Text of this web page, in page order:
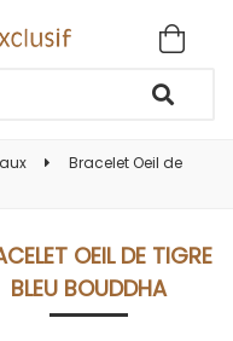
Bracelet Oeil de
OEIL DE TIGRE
BLEU BOUDDHA